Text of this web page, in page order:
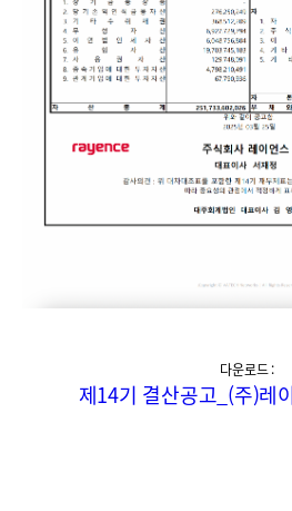
다운로드 :
제14기